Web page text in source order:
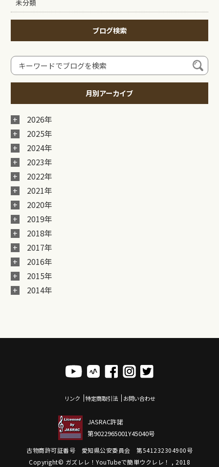
未分類
ブログ検索
月別アーカイブ
2026年
2025年
2024年
2023年
2022年
2021年
2020年
2019年
2018年
2017年
2016年
2015年
2014年
リンク 特定商取引法 お問い合わせ
JASRAC許諾
第9022965001Y45040号
古物商許可証番号 愛知県公安委員会 第541232304900号
Copyright© ガズレレ！YouTubeで簡単ウクレレ！ , 2018